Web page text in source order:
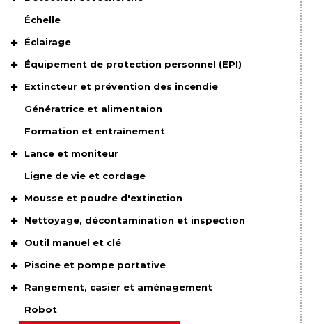
Échelle
Éclairage
Équipement de protection personnel (EPI)
Extincteur et prévention des incendie
Génératrice et alimentaion
Formation et entraînement
Lance et moniteur
Ligne de vie et cordage
Mousse et poudre d'extinction
Nettoyage, décontamination et inspection
Outil manuel et clé
Piscine et pompe portative
Rangement, casier et aménagement
Robot